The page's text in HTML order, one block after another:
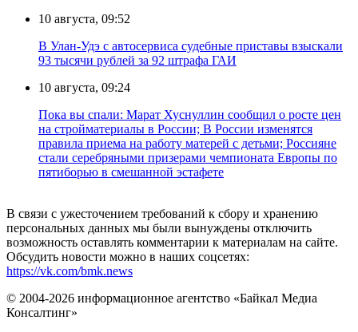
10 августа, 09:52
В Улан-Удэ с автосервиса судебные приставы взыскали
93 тысячи рублей за 92 штрафа ГАИ
10 августа, 09:24
Пока вы спали: Марат Хуснуллин сообщил о росте цен
на стройматериалы в России; В России изменятся
правила приема на работу матерей с детьми; Россияне
стали серебряными призерами чемпионата Европы по
пятиборью в смешанной эстафете
В связи с ужесточением требований к сбору и хранению
персональных данных мы были вынуждены отключить
возможность оставлять комментарии к материалам на сайте.
Обсудить новости можно в наших соцсетях:
https://vk.com/bmk.news
© 2004-2026 информационное агентство «Байкал Медиа
Консалтинг»